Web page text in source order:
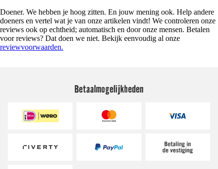
Doener. We hebben je hoog zitten. En jouw mening ook. Help andere
doeners en vertel wat je van onze artikelen vindt! We controleren onze
reviews ook op echtheid; automatisch en door onze mensen. Betalen
voor reviews? Dat doen we niet. Bekijk eenvoudig al onze
reviewvoorwaarden.
Betaalmogelijkheden